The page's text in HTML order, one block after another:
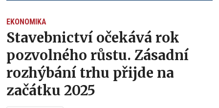
EKONOMIKA
Stavebnictví očekává rok
pozvolného růstu. Zásadní
rozhýbání trhu přijde na
začátku 2025